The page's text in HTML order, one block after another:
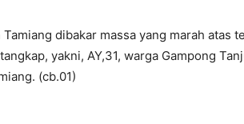
dibakar massa yang marah atas
yakni, AY,31, warga Gampong
(cb.01)